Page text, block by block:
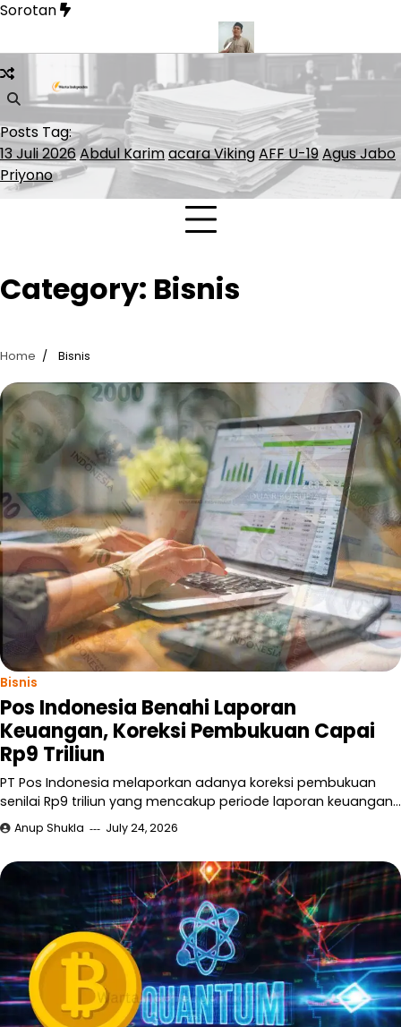
Skip
content
Sorotan
Bernilai Rp1,16 Miliar KemenHAM Babel Siap
Posts Tag:
13 Juli 2026Abdul Karimacara VikingAFF U-19Agus Jabo
Priyono
Category: Bisnis
Home Bisnis
Bisnis
Pos Indonesia Benahi Laporan
Keuangan, Koreksi Pembukuan Capai
Rp9 Triliun
PT Pos Indonesia melaporkan adanya koreksi pembukuan
senilai Rp9 triliun yang mencakup periode laporan keuangan…
Anup Shukla July 24, 2026